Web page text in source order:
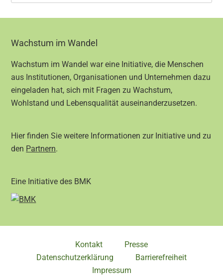
Footer
Wachstum im Wandel
Wachstum im Wandel war eine Initiative, die Menschen
aus Institutionen, Organisationen und Unternehmen dazu
eingeladen hat, sich mit Fragen zu Wachstum,
Wohlstand und Lebensqualität auseinanderzusetzen.
Hier finden Sie weitere Informationen zur Initiative und zu
den Partnern.
Eine Initiative des BMK
Kontakt
Presse
Datenschutzerklärung
Barrierefreiheit
Impressum